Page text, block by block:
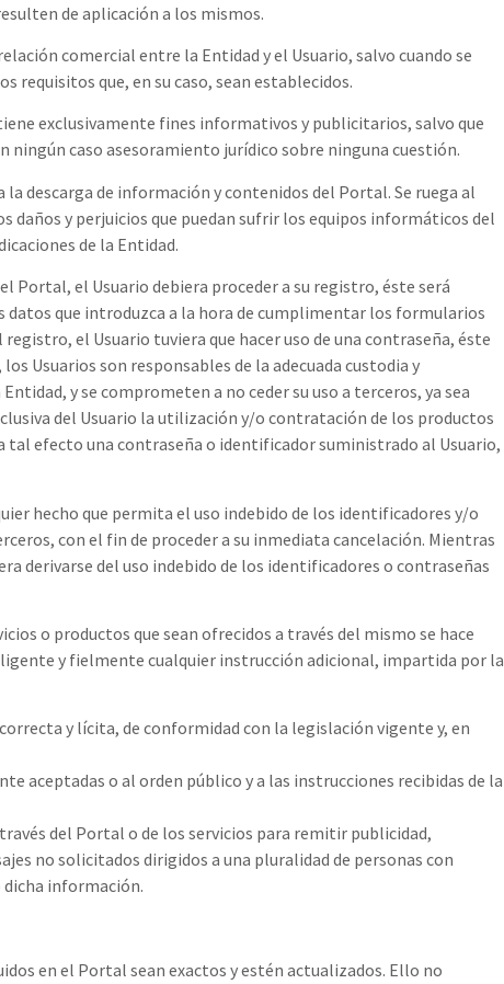
de aplicación a los mismos.
comercial entre la Entidad y el Usuario, salvo cuando se
requisitos que, en su caso, sean establecidos.
exclusivamente fines informativos y publicitarios, salvo que
caso asesoramiento jurídico sobre ninguna cuestión.
descarga de información y contenidos del Portal. Se ruega al
daños y perjuicios que puedan sufrir los equipos informáticos del
de la Entidad.
el Usuario debiera proceder a su registro, éste será
que introduzca a la hora de cumplimentar los formularios
el Usuario tuviera que hacer uso de una contraseña, éste
Usuarios son responsables de la adecuada custodia y
y se comprometen a no ceder su uso a terceros, ya sea
del Usuario la utilización y/o contratación de los productos
efecto una contraseña o identificador suministrado al Usuario,
hecho que permita el uso indebido de los identificadores y/o
con el fin de proceder a su inmediata cancelación. Mientras
derivarse del uso indebido de los identificadores o contraseñas
o productos que sean ofrecidos a través del mismo se hace
y fielmente cualquier instrucción adicional, impartida por la
y lícita, de conformidad con la legislación vigente y, en
aceptadas o al orden público y a las instrucciones recibidas de la
del Portal o de los servicios para remitir publicidad,
no solicitados dirigidos a una pluralidad de personas con
dicha información.
en el Portal sean exactos y estén actualizados. Ello no